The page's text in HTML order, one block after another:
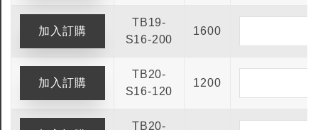
TB19-
S16-200
1600
TB20-
S16-120
1200
TB20-